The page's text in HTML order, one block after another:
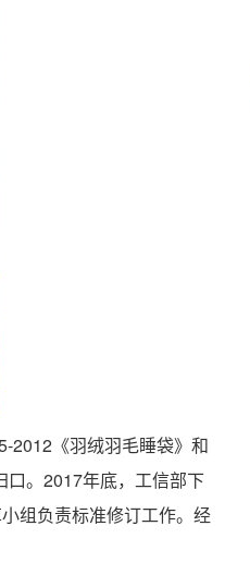
2012《羽绒羽毛睡袋》和
口。2017年底，工信部下
组负责标准修订工作。经